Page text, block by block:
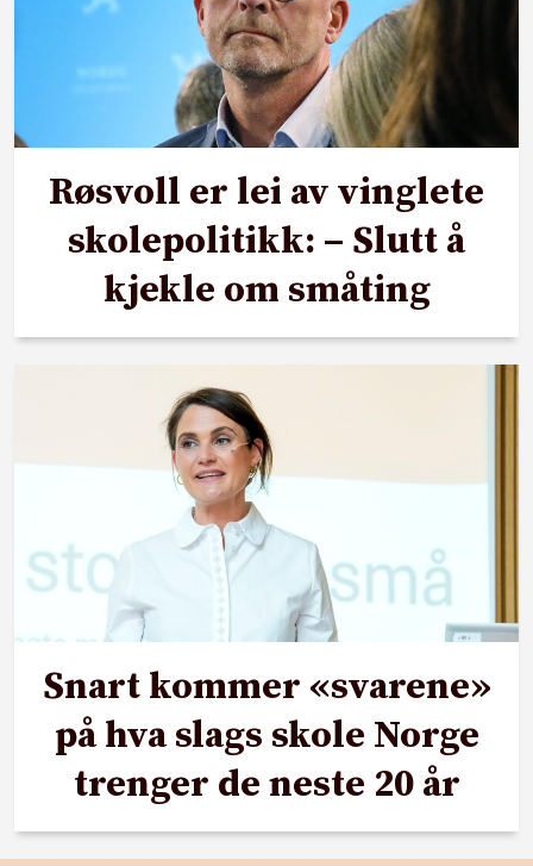
Røsvoll er lei av vinglete
skolepolitikk: – Slutt å
kjekle om småting
Snart kommer «svarene»
på hva slags skole Norge
trenger de neste 20 år